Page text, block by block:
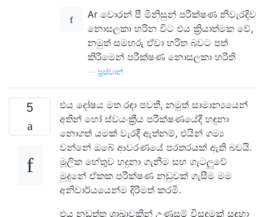
Ar වොරන් පී මිනිසුන් පරීක්ෂණ නිවැරදිව
නොසලකා හරින විට එය ක්‍රියාත්මක වේ,
නමුත් සමහරු ඒවා හරිත බවට පත්
කිරීමෙන් පරීක්ෂණ නොසලකා හරිති
ප්‍රස්වාන්
5
එය දෝෂය මත රඳා පවතී, නමුත් සාමාන්‍යයෙන්
අතින් හෝ ස්වයංක්‍රීය පරීක්ෂණයේදී හඳුනා
නොගත් යමක් වැරදී ඇත්නම්, එයින් ගම්‍ය
වන්නේ ඔබේ ආවරණයේ පරතරයක් ඇති බවයි.
මූලික හේතුව හදුනා ගැනීම සහ ගැටලුවේ
මුදුනේ ඒකක පරීක්ෂණ නඩුවක් ගැසීම මම
අනිවාර්යයෙන්ම දිරිමත් කරමි.
එය නඩත්තු ශාඛාවකින් උණුසුම් විසඳුමක් සඳහා